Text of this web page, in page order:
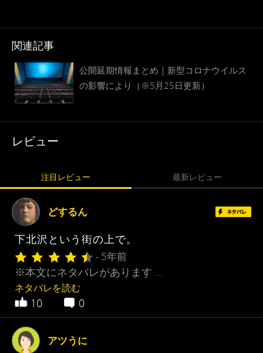
関連記事
公開延期情報まとめ｜新型コロナウイルス
の影響により（※5月25日更新）
レビュー
注目レビュー 最新レビュー
どするん
下北沢という街の上で。
- 5年前
※本文にネタバレがあります …
ネタバレを読む
10 0
アツうに